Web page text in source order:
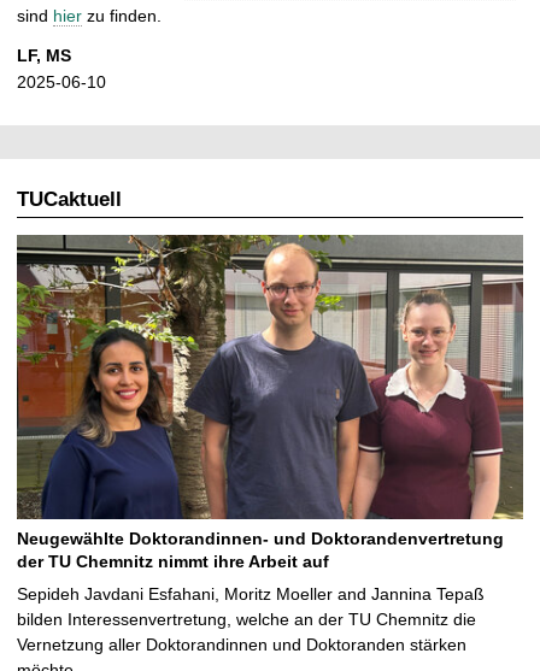
sind hier zu finden.
LF, MS
2025-06-10
TUCaktuell
Neugewählte Doktorandinnen- und Doktorandenvertretung
der TU Chemnitz nimmt ihre Arbeit auf
Sepideh Javdani Esfahani, Moritz Moeller and Jannina Tepaß
bilden Interessenvertretung, welche an der TU Chemnitz die
Vernetzung aller Doktorandinnen und Doktoranden stärken